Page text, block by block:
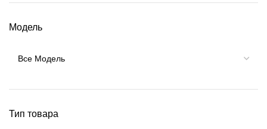
Модель
Тип товара